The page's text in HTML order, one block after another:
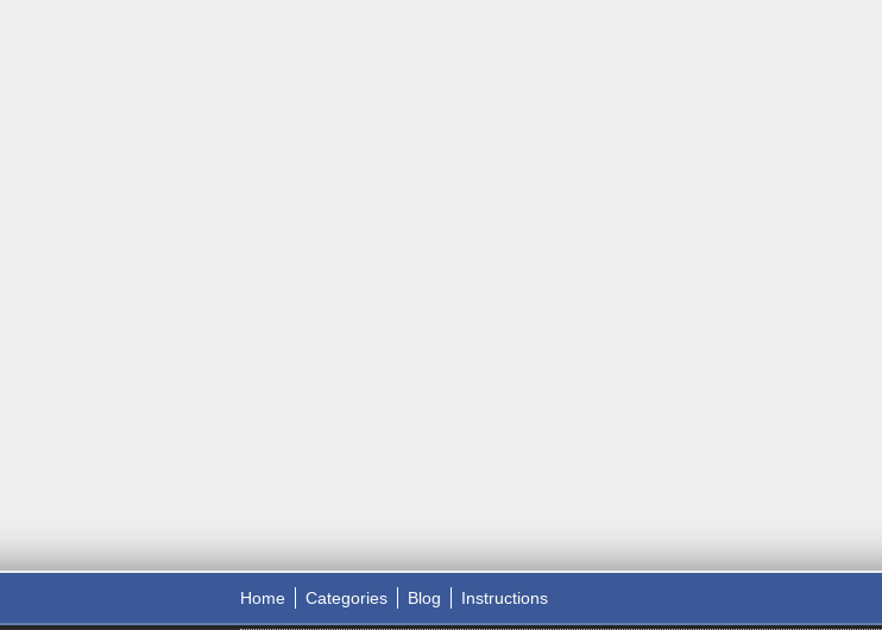
Home Categories Blog Instructions